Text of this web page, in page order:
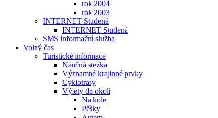
rok 2004
rok 2003
INTERNET Studená
INTERNET Studená
SMS informační služba
Volný čas
Turistické informace
Naučná stezka
Významné krajinné prvky
Cyklotrasy
Výlety do okolí
Na kole
Pěšky